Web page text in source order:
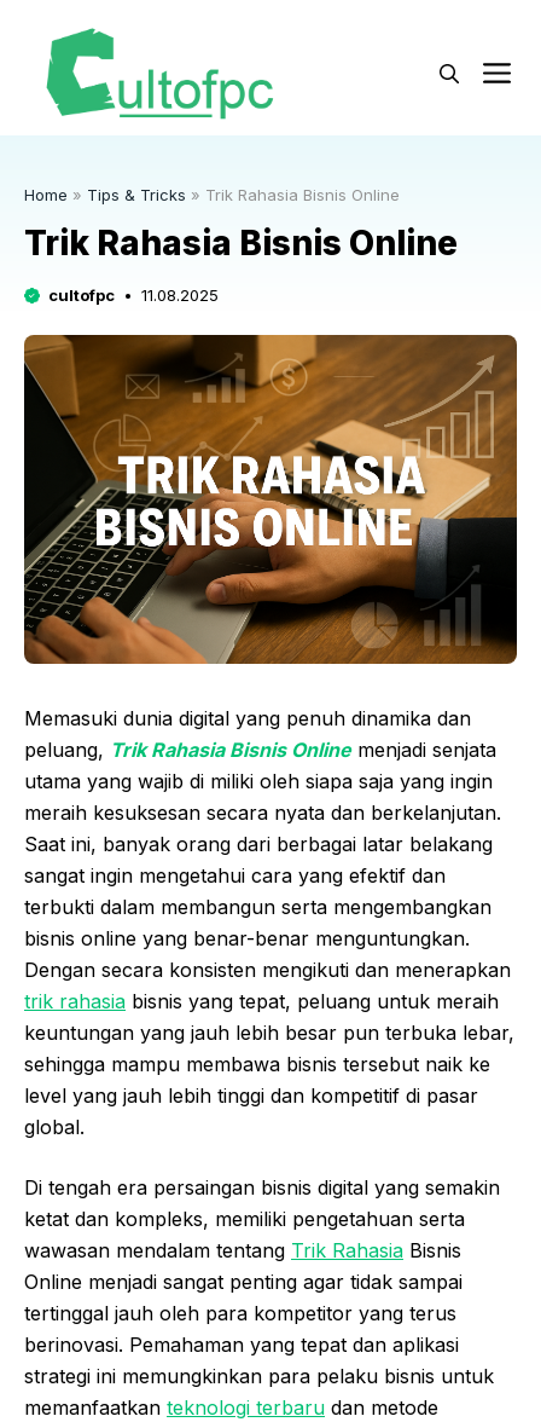
Home » Tips & Tricks » Trik Rahasia Bisnis Online
Trik Rahasia Bisnis Online
cultofpc 11.08.2025
Memasuki dunia digital yang penuh dinamika dan
peluang, Trik Rahasia Bisnis Onlinemenjadi senjata
utama yang wajib di miliki oleh siapa saja yang ingin
meraih kesuksesan secara nyata dan berkelanjutan.
Saat ini, banyak orang dari berbagai latar belakang
sangat ingin mengetahui cara yang efektif dan
terbukti dalam membangun serta mengembangkan
bisnis online yang benar-benar menguntungkan.
Dengan secara konsisten mengikuti dan menerapkan
trik rahasia bisnis yang tepat, peluang untuk meraih
keuntungan yang jauh lebih besar pun terbuka lebar,
sehingga mampu membawa bisnis tersebut naik ke
level yang jauh lebih tinggi dan kompetitif di pasar
global.
Di tengah era persaingan bisnis digital yang semakin
ketat dan kompleks, memiliki pengetahuan serta
wawasan mendalam tentang Trik Rahasia Bisnis
Online menjadi sangat penting agar tidak sampai
tertinggal jauh oleh para kompetitor yang terus
berinovasi. Pemahaman yang tepat dan aplikasi
strategi ini memungkinkan para pelaku bisnis untuk
memanfaatkan teknologi terbaru dan metode